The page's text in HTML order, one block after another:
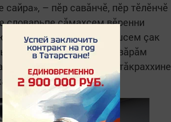
– пӗр савăнчӗ, пӗр тӗлӗнчӗ
словарьпе сăмахсем вӗренни
вырăсла дуб. Чăвашсем çак
пекех вăйлă, çирӗп, вăрăм
урăхла: çын ăсӗпе катăкраххине
дубина».